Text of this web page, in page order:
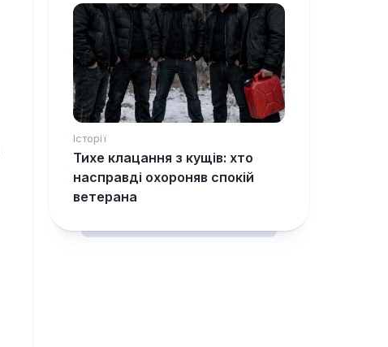
Історії
Тихе клацання з кущів: хто
насправді охороняв спокій
ветерана